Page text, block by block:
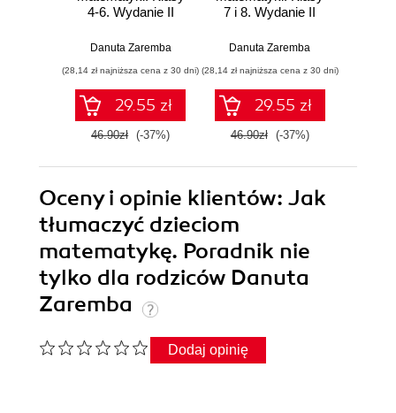
4-6. Wydanie II
Danuta Zaremba
(28,14 zł najniższa cena z 30 dni)
29.55 zł
46.90zł (-37%)
7 i 8. Wydanie II
Danuta Zaremba
(28,14 zł najniższa cena z 30 dni)
29.55 zł
46.90zł (-37%)
Oceny i opinie klientów: Jak
tłumaczyć dzieciom
matematykę. Poradnik nie
tylko dla rodziców Danuta
Zaremba
Dodaj opinię